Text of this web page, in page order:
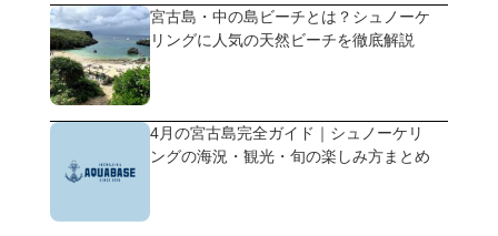
宮古島・中の島ビーチとは？シュノーケ
リングに人気の天然ビーチを徹底解説
4月の宮古島完全ガイド｜シュノーケリ
ングの海況・観光・旬の楽しみ方まとめ